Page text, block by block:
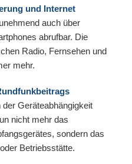
und Internet
auch über
abrufbar. Die
Radio, Fernsehen und
mehr.
Geräteabhängigkeit
nicht mehr das
sondern das
Betriebsstätte.